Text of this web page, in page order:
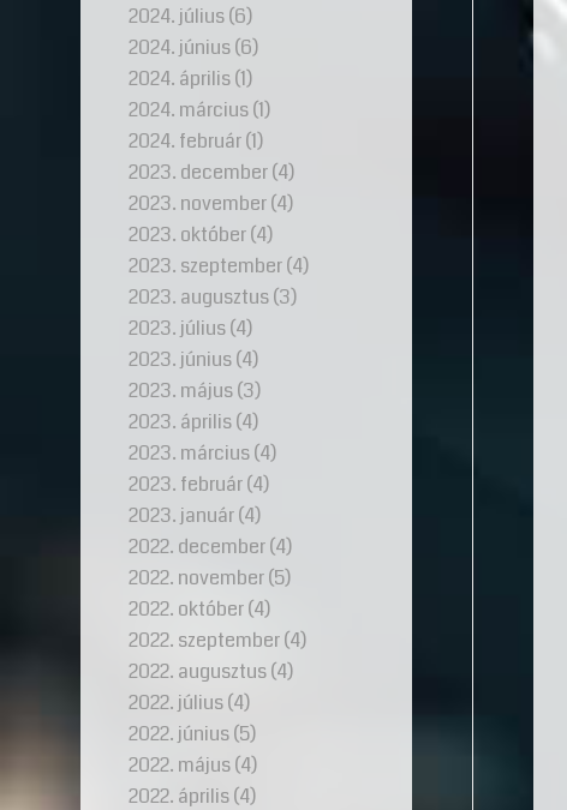
2024. július(6)
2024. június(6)
2024. április(1)
2024. március(1)
2024. február(1)
2023. december(4)
2023. november(4)
2023. október(4)
2023. szeptember(4)
2023. augusztus(3)
2023. július(4)
2023. június(4)
2023. május(3)
2023. április(4)
2023. március(4)
2023. február(4)
2023. január(4)
2022. december(4)
2022. november(5)
2022. október(4)
2022. szeptember(4)
2022. augusztus(4)
2022. július(4)
2022. június(5)
2022. május(4)
2022. április(4)